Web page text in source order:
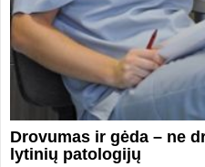
Drovumas ir gėda – ne
lytinių patologijų